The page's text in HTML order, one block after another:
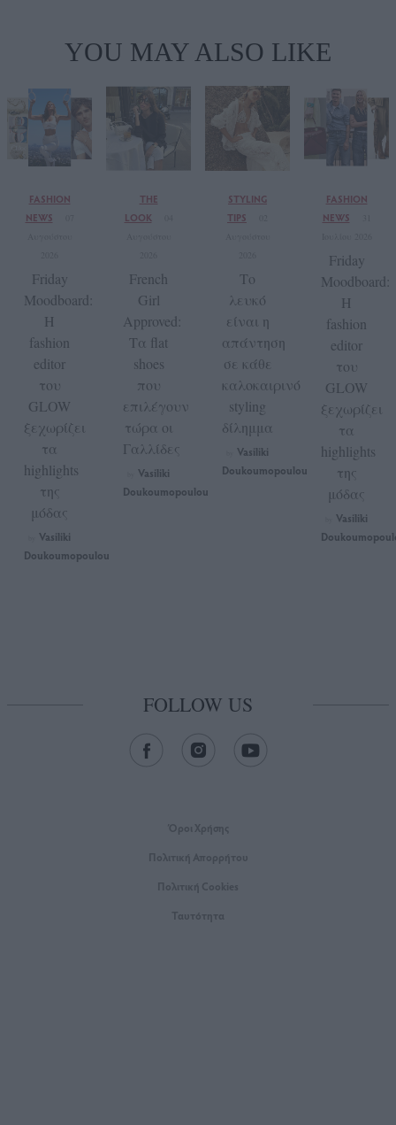
YOU MAY ALSO LIKE
FASHION
NEWS
Friday
Moodboard:
Η
fashion
editor
του
GLOW
ξεχωρίζει
τα
highlights
της
μόδας
Vasiliki
Doukoumopoulou
THE
LOOK
French
Girl
Approved:
Τα flat
shoes
που
επιλέγουν
τώρα οι
Γαλλίδες
Vasiliki
Doukoumopoulou
STYLING
TIPS
Το
λευκό
είναι η
απάντηση
σε κάθε
καλοκαιρινό
styling
δίλημμα
Vasiliki
Doukoumopoulou
FASHION
NEWS
Friday
Moodboard:
Η
fashion
editor
του
GLOW
ξεχωρίζει
τα
highlights
της
μόδας
Vasiliki
FOLLOW US
Όροι Xρήσης
Πολιτική Απορρήτου
Πολιτική Cookies
Ταυτότητα